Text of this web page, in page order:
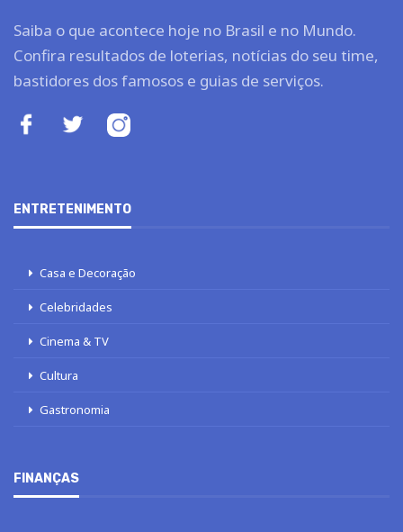
Saiba o que acontece hoje no Brasil e no Mundo.
Confira resultados de loterias, notícias do seu time,
bastidores dos famosos e guias de serviços.
ENTRETENIMENTO
Casa e Decoração
Celebridades
Cinema & TV
Cultura
Gastronomia
FINANÇAS